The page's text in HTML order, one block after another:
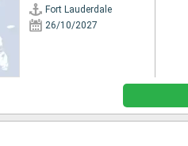
Fort Lauderdale
26/10/2027